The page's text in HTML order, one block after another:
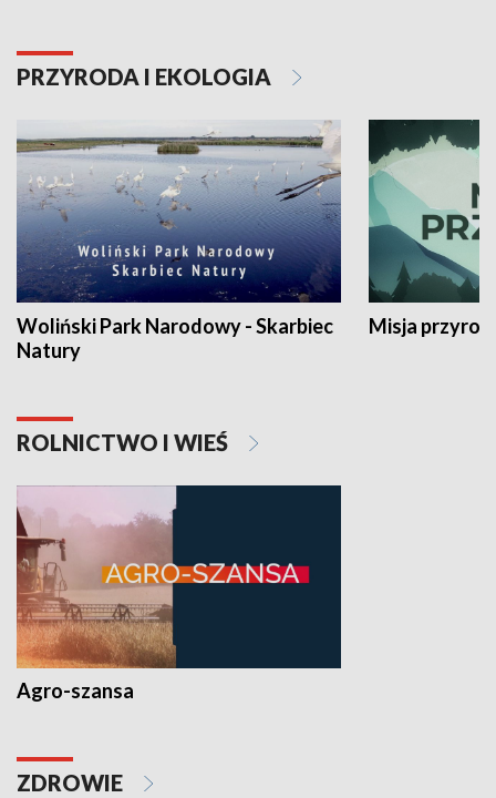
PRZYRODA I EKOLOGIA
Woliński Park Narodowy - Skarbiec
Natury
Misja
ROLNICTWO I WIEŚ
Agro-szansa
ZDROWIE